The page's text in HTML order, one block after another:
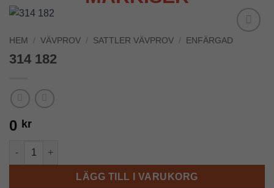
Add to
HEM / VÄVPROV / SATTLER VÄVPROV / ENFÄRGAD
314 182
0 kr
314 182 mängd
LÄGG TILL I VARUKORG